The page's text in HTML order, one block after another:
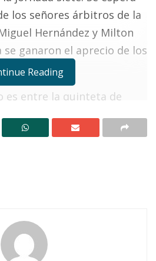
los señores árbitros de la
Hernández y Milton
se ganaron el aprecio de los
es entre la quinteta de
Jara de los hermanos
de Reyes con rosca y
Ahuacatlán
Reading